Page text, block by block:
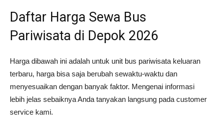
Daftar Harga Sewa Bus
Pariwisata di Depok 2026
Harga dibawah ini adalah untuk unit bus pariwisata keluaran
terbaru, harga bisa saja berubah sewaktu-waktu dan
menyesuaikan dengan banyak faktor. Mengenai informasi
lebih jelas sebaiknya Anda tanyakan langsung pada customer
service kami.